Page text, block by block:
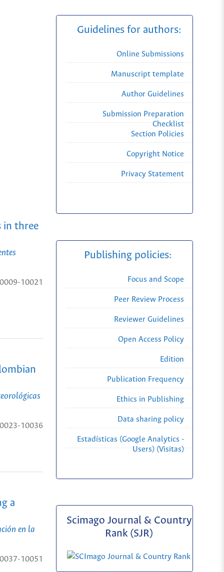
in three
10021
10036
a
en la
10051
Guidelines for authors:
Online Submissions
Manuscript template
Author Guidelines
Submission Preparation
Checklist
Section Policies
Copyright Notice
Privacy Statement
Publishing policies:
Focus and Scope
Peer Review Process
Reviewer Guidelines
Open Access Policy
Edition
Publication Frequency
Ethics in Publishing
Data sharing policy
Estadísticas (Google Analytics -
Users) (Visitas)
Scimago Journal & Country
Rank (SJR)